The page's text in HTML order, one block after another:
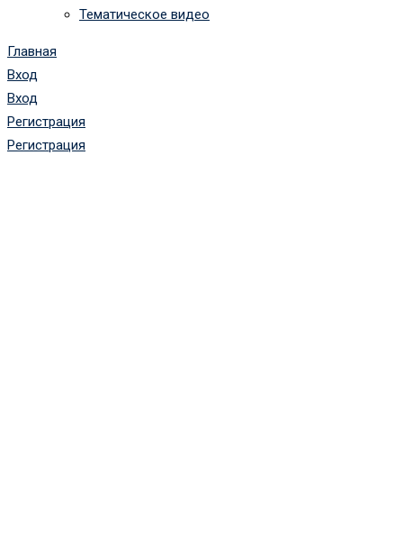
Тематическое видео
Главная
Вход
Вход
Регистрация
Регистрация